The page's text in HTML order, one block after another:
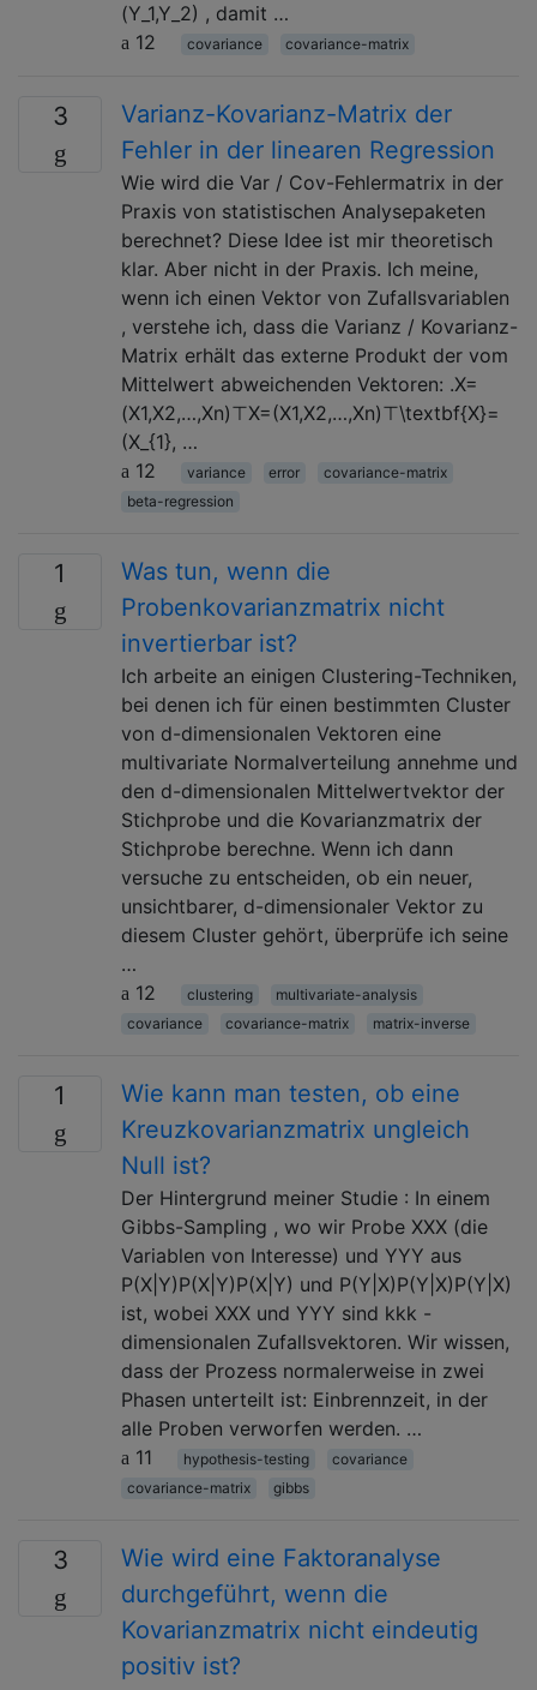
(Y_1,Y_2) , damit …
12
covariance covariance-matrix
3
Varianz-Kovarianz-Matrix der
Fehler in der linearen Regression
Wie wird die Var / Cov-Fehlermatrix in der
Praxis von statistischen Analysepaketen
berechnet? Diese Idee ist mir theoretisch
klar. Aber nicht in der Praxis. Ich meine,
wenn ich einen Vektor von Zufallsvariablen
, verstehe ich, dass die Varianz / Kovarianz-
Matrix erhält das externe Produkt der vom
Mittelwert abweichenden Vektoren: .X=
(X1,X2,…,Xn)⊤X=(X1,X2,…,Xn)⊤\textbf{X}=
(X_{1}, …
12
variance error
covariance-matrix
beta-regression
1
Was tun, wenn die
Probenkovarianzmatrix nicht
invertierbar ist?
Ich arbeite an einigen Clustering-Techniken,
bei denen ich für einen bestimmten Cluster
von d-dimensionalen Vektoren eine
multivariate Normalverteilung annehme und
den d-dimensionalen Mittelwertvektor der
Stichprobe und die Kovarianzmatrix der
Stichprobe berechne. Wenn ich dann
versuche zu entscheiden, ob ein neuer,
unsichtbarer, d-dimensionaler Vektor zu
diesem Cluster gehört, überprüfe ich seine
…
12
clustering
multivariate-analysis
covariance
covariance-matrix matrix-inverse
1
Wie kann man testen, ob eine
Kreuzkovarianzmatrix ungleich
Null ist?
Der Hintergrund meiner Studie : In einem
Gibbs-Sampling , wo wir Probe XXX (die
Variablen von Interesse) und YYY aus
P(X|Y)P(X|Y)P(X|Y) und P(Y|X)P(Y|X)P(Y|X)
ist, wobei XXX und YYY sind kkk -
dimensionalen Zufallsvektoren. Wir wissen,
dass der Prozess normalerweise in zwei
Phasen unterteilt ist: Einbrennzeit, in der
alle Proben verworfen werden. …
11
hypothesis-testing
covariance
covariance-matrix
gibbs
3
Wie wird eine Faktoranalyse
durchgeführt, wenn die
Kovarianzmatrix nicht eindeutig
positiv ist?